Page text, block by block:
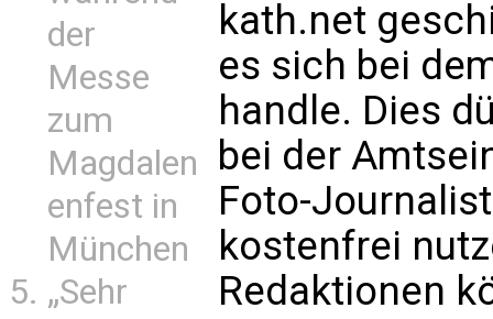
der
Messe
zum
Magdalen
enfest in
München
„Sehr
kath.net
es sich bei
handle. Dies
bei der
Foto-
kostenfrei
Redaktionen